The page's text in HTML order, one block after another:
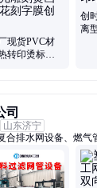
现货PVC材
转印烫标热
创
离
司
山东济宁
合排水网设备、燃气
伸网设备、牡蛎养殖
、塑料蚊虫网设备、
料过滤网管设备、施